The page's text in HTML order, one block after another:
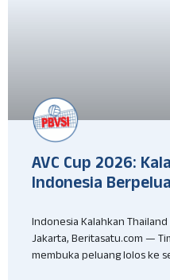
AVC Cup 2026:
Indonesia
Indonesia Kalahkan Thailand
Jakarta, Beritasatu.com —
membuka peluang lolos ke